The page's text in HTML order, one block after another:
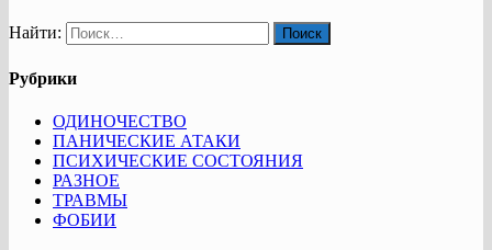
Найти:
Рубрики
ОДИНОЧЕСТВО
ПАНИЧЕСКИЕ АТАКИ
ПСИХИЧЕСКИЕ СОСТОЯНИЯ
РАЗНОЕ
ТРАВМЫ
ФОБИИ